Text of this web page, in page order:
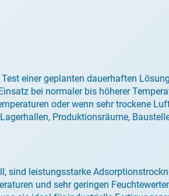
einer geplanten dauerhaften
bei normaler bis höherer
oder wenn sehr trockene
Produktionsräume,
sind leistungsstarke
und sehr geringen